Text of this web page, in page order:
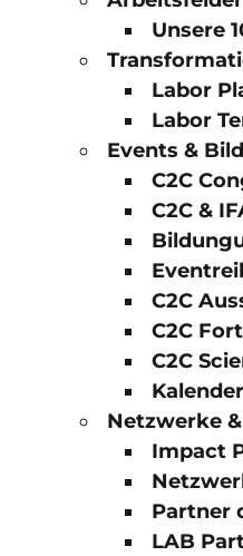
Unsere
Labor
Labor
Events &
C2C
C2C &
C2C
C2C
C2C
Kalender
Netzwerke
Impact
Partner
LAB